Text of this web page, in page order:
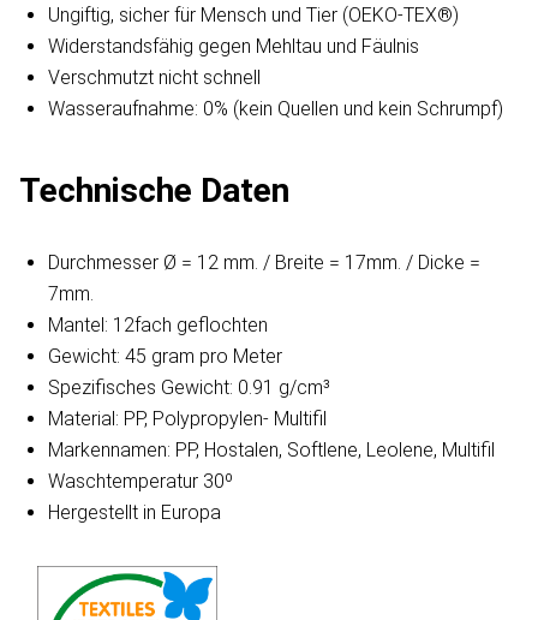
Ungiftig, sicher für Mensch und Tier (OEKO-TEX®)
Widerstandsfähig gegen Mehltau und Fäulnis
Verschmutzt nicht schnell
Wasseraufnahme: 0% (kein Quellen und kein Schrumpf)
Technische Daten
Durchmesser Ø = 12 mm. / Breite = 17mm. / Dicke =
7mm.
Mantel: 12fach geflochten
Gewicht: 45 gram pro Meter
Spezifisches Gewicht: 0.91 g/cm³
Material: PP, Polypropylen- Multifil
Markennamen: PP, Hostalen, Softlene, Leolene, Multifil
Waschtemperatur 30º
Hergestellt in Europa